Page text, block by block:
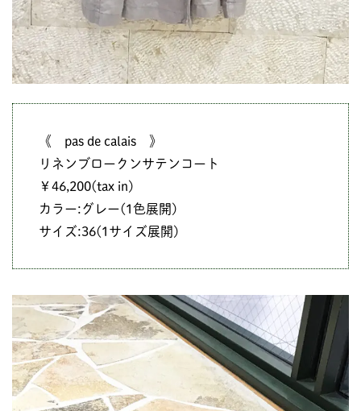
《 pas de calais 》
リネンブロークンサテンコート
￥46,200(tax in)
カラー:グレー(1色展開)
サイズ:36(1サイズ展開)